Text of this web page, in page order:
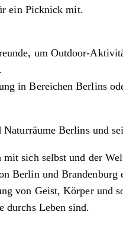
ein Picknick mit.
um Outdoor-
in Bereichen Berlins
Berlins und
sich selbst und der
Berlin und Brandenburg
von Geist, Körper und
durchs Leben sind.